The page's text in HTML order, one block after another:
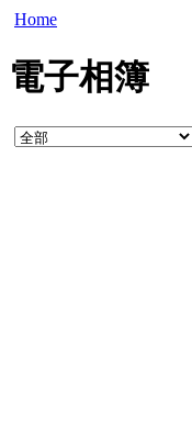
Home
電子相簿